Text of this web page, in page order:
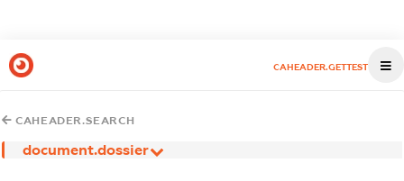
CAHEADER.GETTEST
CAHEADER.SEARCH
document.dossier